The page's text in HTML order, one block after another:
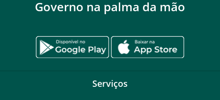
Governo na palma da mão
Serviços